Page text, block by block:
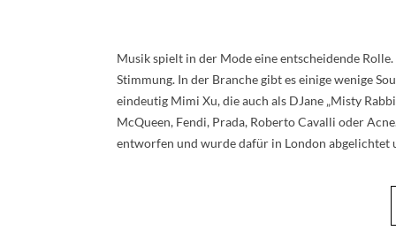
Musik spielt in der Mode eine entscheidende
Stimmung. In der Branche gibt es einige wenige
eindeutig Mimi Xu, die auch als DJane „Misty
McQueen, Fendi, Prada, Roberto Cavalli oder
entworfen und wurde dafür in London abgelichtet